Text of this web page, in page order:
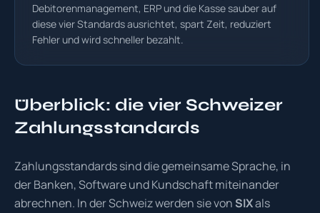
Debitorenmanagement, ERP und die Kasse sauber auf
diese vier Standards ausrichtet, spart Zeit, reduziert
Fehler und wird schneller bezahlt.
Überblick: die vier Schweizer
Zahlungsstandards
Zahlungsstandards sind die gemeinsame Sprache, in
der Banken, Software und Kundschaft miteinander
abrechnen. In der Schweiz werden sie von SIXals